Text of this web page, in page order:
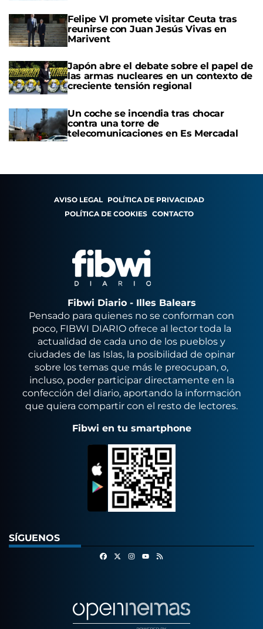
Felipe VI promete visitar Ceuta tras
reunirse con Juan Jesús Vivas en
Marivent
Japón abre el debate sobre el papel de
las armas nucleares en un contexto de
creciente tensión regional
Un coche se incendia tras chocar
contra una torre de
telecomunicaciones en Es Mercadal
AVISO LEGAL POLÍTICA DE PRIVACIDAD
POLÍTICA DE COOKIES CONTACTO
Fibwi Diario - Illes Balears
Pensado para quienes no se conforman con
poco, FIBWI DIARIO ofrece al lector toda la
actualidad de cada uno de los pueblos y
ciudades de las Islas, la posibilidad de opinar
sobre los temas que más le preocupan, o,
incluso, poder participar directamente en la
confección del diario, aportando la información
que quiera compartir con el resto de lectores.
Fibwi en tu smartphone
SÍGUENOS
FacebookInstagram